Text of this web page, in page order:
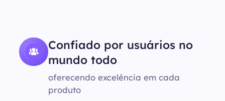
Confiado por usuários no
mundo todo
oferecendo excelência em cada
produto